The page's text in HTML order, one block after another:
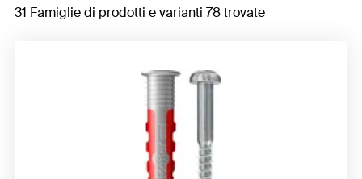
Fissaggi per WC e bidet a pavimento
Sanitari e radiatori su cartongesso
Mensole per climatizzatori
31 Famiglie di prodotti e varianti 78 trovate